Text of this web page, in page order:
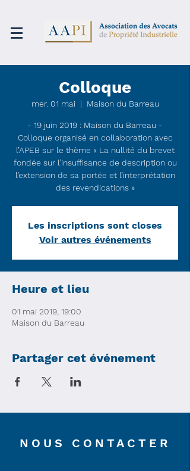
Colloque
mer. 01 mai
  |
Maison du Barreau
- 19 juin 2019 : Maison du Barreau -
Colloque organisé en collaboration avec
l’APEB sur le thème « La nullité du brevet
fondée sur l’insuffisance de description ou
l’extension de sa portée et l’interprétation
des revendications »
Les inscriptions sont closes
Voir autres événements
Heure et lieu
01 mai 2019, 19:00
Maison du Barreau
Partager cet événement
NOUS CONTACTER